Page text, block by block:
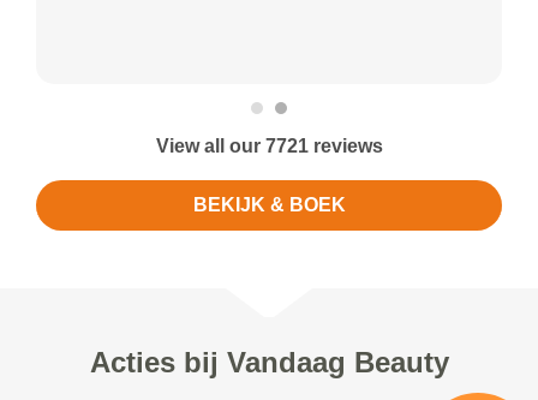
View all our 7721 reviews
BEKIJK & BOEK
Acties bij Vandaag Beauty